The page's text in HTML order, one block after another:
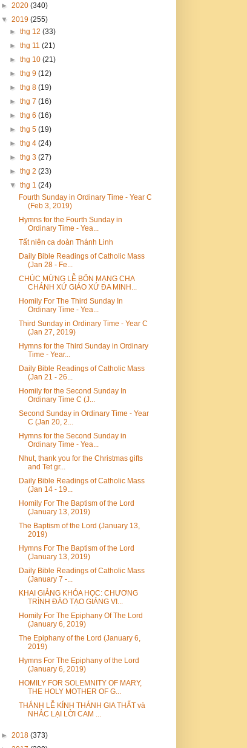
► 2020 (340)
▼ 2019 (255)
►thg 12(33)
►thg 11(21)
►thg 10(21)
►thg 9(12)
►thg 8(19)
►thg 7(16)
►thg 6(16)
►thg 5(19)
►thg 4(24)
►thg 3(27)
►thg 2(23)
▼thg 1(24)
Fourth Sunday in Ordinary Time - Year C
(Feb 3, 2019)
Hymns for the Fourth Sunday in
Ordinary Time - Yea...
Tất niên ca đoàn Thánh Linh
Daily Bible Readings of Catholic Mass
(Jan 28 - Fe...
CHÚC MỪNG LỄ BỔN MẠNG CHA
CHÁNH XỨ GIÁO XỨ ĐA MINH...
Homily For The Third Sunday In
Ordinary Time - Yea...
Third Sunday in Ordinary Time - Year C
(Jan 27, 2019)
Hymns for the Third Sunday in Ordinary
Time - Year...
Daily Bible Readings of Catholic Mass
(Jan 21 - 26...
Homily for the Second Sunday In
Ordinary Time C (J...
Second Sunday in Ordinary Time - Year
C (Jan 20, 2...
Hymns for the Second Sunday in
Ordinary Time - Yea...
Nhut, thank you for the Christmas gifts
and Tet gr...
Daily Bible Readings of Catholic Mass
(Jan 14 - 19...
Homily For The Baptism of the Lord
(January 13, 2019)
The Baptism of the Lord (January 13,
2019)
Hymns For The Baptism of the Lord
(January 13, 2019)
Daily Bible Readings of Catholic Mass
(January 7 -...
KHAI GIẢNG KHÓA HỌC: CHƯƠNG
TRÌNH ĐÀO TẠO GIẢNG VI...
Homily For The Epiphany Of The Lord
(January 6, 2019)
The Epiphany of the Lord (January 6,
2019)
Hymns For The Epiphany of the Lord
(January 6, 2019)
HOMILY FOR SOLEMNITY OF MARY,
THE HOLY MOTHER OF G...
THÁNH LỄ KÍNH THÁNH GIA THẤT và
NHẮC LẠI LỜI CAM ...
► 2018 (373)